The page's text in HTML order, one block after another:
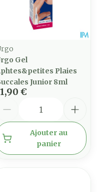
Gel
Plaies
Junior 8ml
€
Ajouter au
panier